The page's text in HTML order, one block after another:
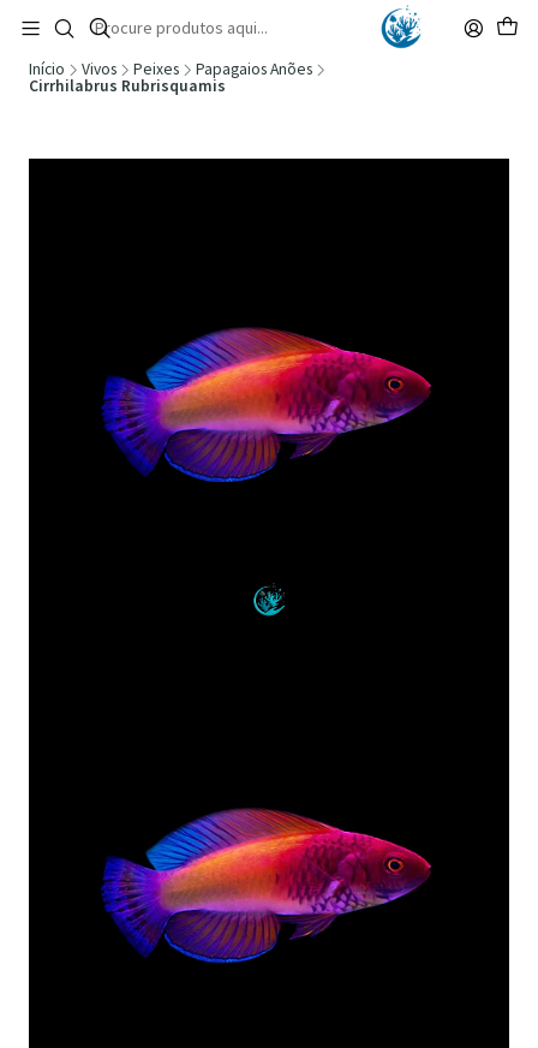
🚚 Portugal Continental: Portes Grátis desde 149,90€ (Envio extresso: 14,90€)
Ler mais
Início Vivos Peixes
Papagaios Anões
Cirrhilabrus Rubrisquamis